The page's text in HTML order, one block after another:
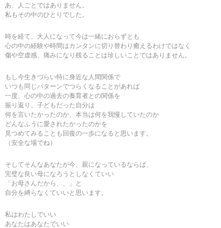
あ、人ごとではありません。
私もその中のひとりでした。
時を経て、大人になって今は一緒におらずとも
心の中の経験や時間はカンタンに切り替わり癒えるわけではなく
傷や空虚感、痛みになり残ることは珍しいことではありません。
もし今生きづらい特に身近な人間関係で
いつも同じパターンでつらくなることがあれば
一度、心の中の過去の養育者との関係を
振り返り、子どもだった自分は
何を言いたかったのか、本当は何を我慢していたのか
どんなふうに愛されたかったのかを
見つめてみることも回復の一歩になると思います。
（安全な場でね）
そしてそんなあなたが今、親になっているならば、
完璧な良い母になろうとしなくていい
「お母さんだから、、」と
自分を縛らなくていいと思います。
私はわたしでいい
あなたはあなたでいい